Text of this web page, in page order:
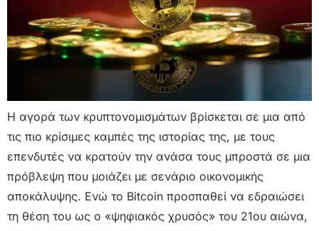
Η αγορά των κρυπτονομισμάτων βρίσκεται σε μια από
τις πιο κρίσιμες καμπές της ιστορίας της, με τους
επενδυτές να κρατούν την ανάσα τους μπροστά σε μια
πρόβλεψη που μοιάζει με σενάριο οικονομικής
αποκάλυψης. Ενώ το Bitcoin προσπαθεί να εδραιώσει
τη θέση του ως ο «ψηφιακός χρυσός» του 21ου αιώνα,